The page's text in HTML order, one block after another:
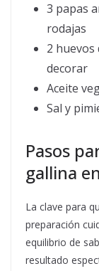
3 papas
rodajas
2
decorar
Aceite
Sal y
Pasos
gallina
La clave para
preparación
equilibrio de
resultado